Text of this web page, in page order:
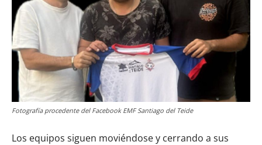
Fotografía procedente del Facebook EMF Santiago del Teide
Los equipos siguen moviéndose y cerrando a sus